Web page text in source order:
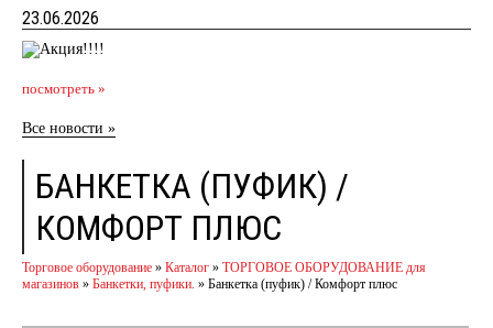
23.06.2026
посмотреть »
Все новости »
БАНКЕТКА (ПУФИК) /
КОМФОРТ ПЛЮС
Торговое оборудование » Каталог » ТОРГОВОЕ ОБОРУДОВАНИЕ для
магазинов » Банкетки, пуфики. » Банкетка (пуфик) / Комфорт плюс